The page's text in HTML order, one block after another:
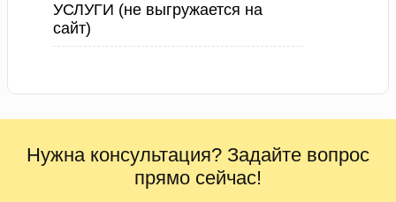
УСЛУГИ (не выгружается на
сайт)
Нужна консультация? Задайте вопрос
прямо сейчас!